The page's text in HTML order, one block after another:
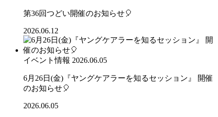
第36回つどい開催のお知らせ🎈
2026.06.12
イベント情報 2026.06.05
6月26日(金)『ヤングケアラーを知るセッション』 開催
のお知らせ🎈
2026.06.05